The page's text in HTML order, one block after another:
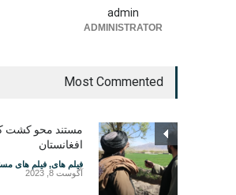
admin
ADMINISTRATOR
Most Commented
مستند محو کشت
افغانستان
فیلم های, فیلم های
آگوست 8, 2023